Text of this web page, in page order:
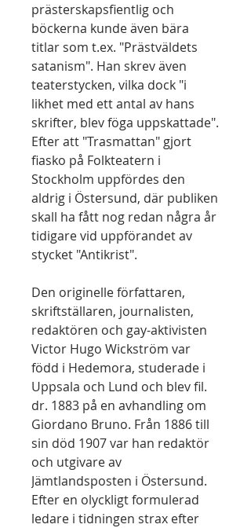
prästerskapsfientlig och
böckerna kunde även bära
titlar som t.ex. "Prästväldets
satanism". Han skrev även
teaterstycken, vilka dock "i
likhet med ett antal av hans
skrifter, blev föga uppskattade".
Efter att "Trasmattan" gjort
fiasko på Folkteatern i
Stockholm uppfördes den
aldrig i Östersund, där publiken
skall ha fått nog redan några år
tidigare vid uppförandet av
stycket "Antikrist".
Den originelle författaren,
skriftställaren, journalisten,
redaktören och gay-aktivisten
Victor Hugo Wickström var
född i Hedemora, studerade i
Uppsala och Lund och blev fil.
dr. 1883 på en avhandling om
Giordano Bruno. Från 1886 till
sin död 1907 var han redaktör
och utgivare av
Jämtlandsposten i Östersund.
Efter en olyckligt formulerad
ledare i tidningen strax efter